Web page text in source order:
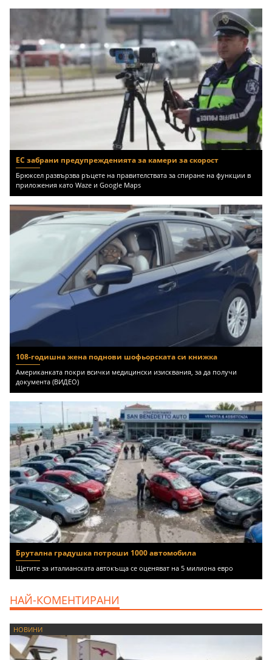
ЕС забрани предупрежденията за камери за скорост
Брюксел развързва ръцете на правителствата за спиране на функции в
приложения като Waze и Google Maps
108-годишна жена поднови шофьорската си книжка
Американката покри всички медицински изисквания, за да получи
документа (ВИДЕО)
Брутална градушка потроши 1000 автомобила
Щетите за италианската автокъща се оценяват на 5 милиона евро
НАЙ-КОМЕНТИРАНИ
НОВИНИ